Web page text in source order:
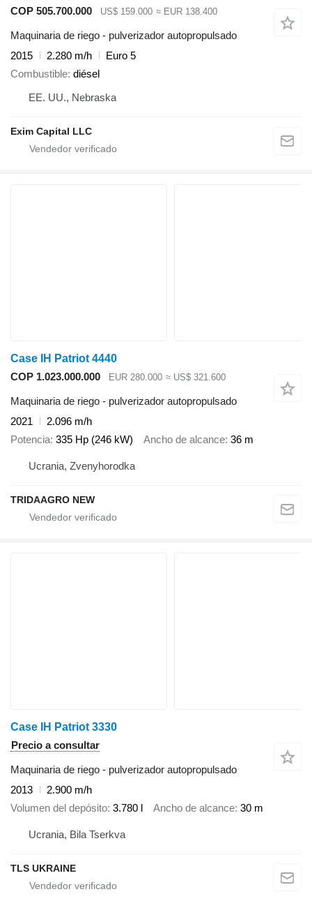
COP 505.700.000
US$ 159.000 ≈ EUR 138.400
Maquinaria de riego - pulverizador autopropulsado
2015
2.280 m/h
Euro 5
Combustible diésel
EE. UU., Nebraska
Exim Capital LLC
Case IH Patriot 4440
COP 1.023.000.000
EUR 280.000 ≈ US$ 321.600
Maquinaria de riego - pulverizador autopropulsado
2021
2.096 m/h
Potencia 335 Hp (246 kW) Ancho de alcance 36 m
Ucrania, Zvenyhorodka
TRIDAAGRO NEW
Case IH Patriot 3330
Precio a consultar
Maquinaria de riego - pulverizador autopropulsado
2013
2.900 m/h
Volumen del depósito 3.780 l Ancho de alcance 30 m
Ucrania, Bila Tserkva
TLS UKRAINE